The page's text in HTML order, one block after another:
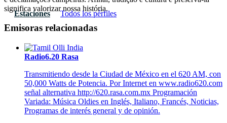
Estaciones Todos los pérfiles
significa valorizar nossa história.
Emisoras relacionadas
Radio6.20 Rasa
Transmitiendo desde la Ciudad de México en el 620 AM, con
50,000 Watts de Potencia. Por Internet en www.radio620.com
señal alternativa http://620.rasa.com.mx Programación
Variada: Música Oldies en Inglés, Italiano, Francés, Noticias,
Programas de interés general y de opinión.